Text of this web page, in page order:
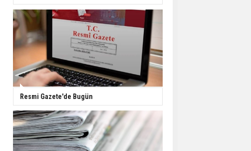
Ünlü türkücü Mahmut
Tuncer estetik
operasyon geçirdi: Son
hali gündem oldu
Yerli turist 229,7 milyar
lira seyahat harcaması
yaptı
Gazze'deki Sağlık
Bakanlığı duyurdu:
Vahşetin pençesinde 2
salgın vaka tespit edildi
Resmi Gazete'de Bugün